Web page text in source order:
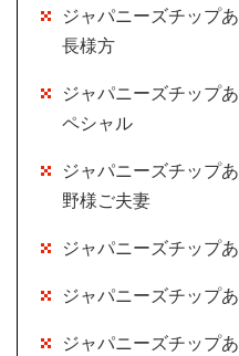
ジャパニーズチップ
長様方
ジャパニーズチップ
ペシャル
ジャパニーズチップ
野様ご夫妻
ジャパニーズチップ
ジャパニーズチップ
ジャパニーズチップ